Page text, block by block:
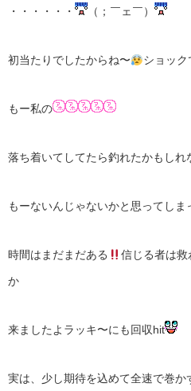
・・・・・・ （；￣ェ￣）
初当たりでしたからね〜 ショック
もー私の
落ち着いてしてたら釣れたかもしれ
もーないんじゃないかと思ってしま
時間はまだまだある 信じる者は救
か
来ましたよラッキ〜にも回収hit
実は、少し期待を込めて全速で巻か